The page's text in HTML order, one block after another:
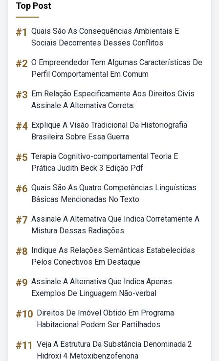
Top Post
#1 Quais São As Consequências Ambientais E
Sociais Decorrentes Desses Conflitos
#2 O Empreendedor Tem Algumas Características De
Perfil Comportamental Em Comum
#3 Em Relação Especificamente Aos Direitos Civis
Assinale A Alternativa Correta:
#4 Explique A Visão Tradicional Da Historiografia
Brasileira Sobre Essa Guerra
#5 Terapia Cognitivo-comportamental Teoria E
Prática Judith Beck 3 Edição Pdf
#6 Quais São As Quatro Competências Linguísticas
Básicas Mencionadas No Texto
#7 Assinale A Alternativa Que Indica Corretamente A
Mistura Dessas Radiações.
#8 Indique As Relações Semânticas Estabelecidas
Pelos Conectivos Em Destaque
#9 Assinale A Alternativa Que Indica Apenas
Exemplos De Linguagem Não-verbal
#10 Direitos De Imóvel Obtido Em Programa
Habitacional Podem Ser Partilhados
#11 Veja A Estrutura Da Substância Denominada 2
Hidroxi 4 Metoxibenzofenona